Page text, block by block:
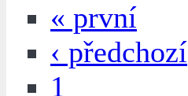
« první
‹ předchozí
1